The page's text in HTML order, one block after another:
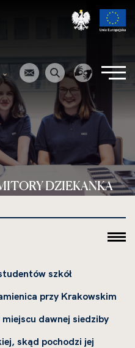
DZIEKANKA
szkół
przy Krakowskim
dawnej siedziby
skąd pochodzi jej